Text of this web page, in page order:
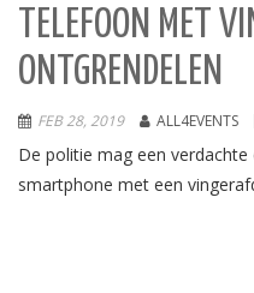
TELEFOON MET
ONTGRENDELEN
FEB 28, 2019 ALL4EVENTS
De politie mag een
smartphone met een